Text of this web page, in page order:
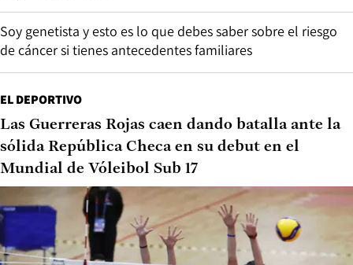
Soy genetista y esto es lo que debes saber sobre el riesgo
de cáncer si tienes antecedentes familiares
EL DEPORTIVO
Las Guerreras Rojas caen dando batalla ante la
sólida República Checa en su debut en el
Mundial de Vóleibol Sub 17